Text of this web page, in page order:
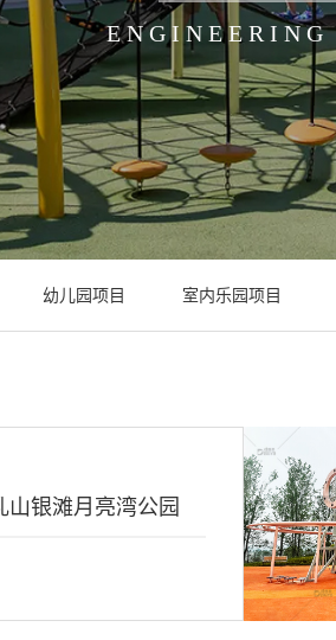
ENGINEERING
幼儿园项目 室内乐园项目
山银滩月亮湾公园